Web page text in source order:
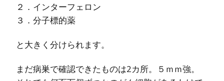
２．インターフェロン
３．分子標的薬
と大きく分けられます。
まだ病巣で確認できたものは2カ所。５ｍｍ強。